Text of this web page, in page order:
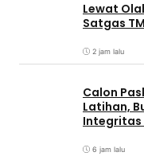
Lewat
Satgas
2 jam lalu
Calon
Latihan,
Integritas
6 jam lalu